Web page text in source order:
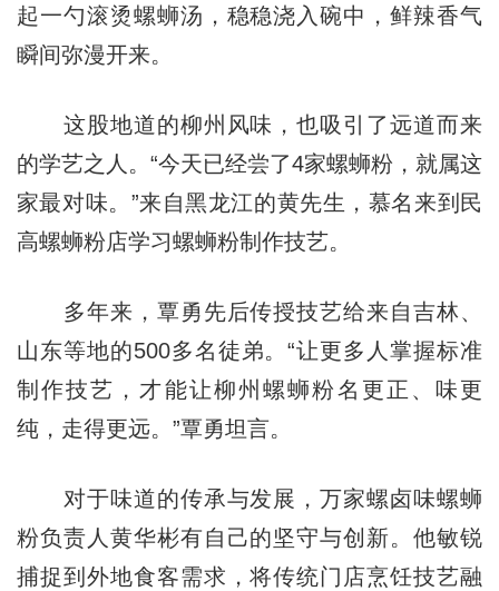
起一勺滚烫螺蛳汤，稳稳浇入碗中，鲜辣香气
瞬间弥漫开来。
这股地道的柳州风味，也吸引了远道而来
的学艺之人。“今天已经尝了4家螺蛳粉，就属这
家最对味。”来自黑龙江的黄先生，慕名来到民
高螺蛳粉店学习螺蛳粉制作技艺。
多年来，覃勇先后传授技艺给来自吉林、
山东等地的500多名徒弟。“让更多人掌握标准
制作技艺，才能让柳州螺蛳粉名更正、味更
纯，走得更远。”覃勇坦言。
对于味道的传承与发展，万家螺卤味螺蛳
粉负责人黄华彬有自己的坚守与创新。他敏锐
捕捉到外地食客需求，将传统门店烹饪技艺融